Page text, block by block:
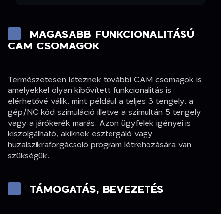
MAGASABB FUNKCIONALITÁSÚ
CAM CSOMAGOK
Természetesen léteznek további CAM csomagok is
amelyekkel olyan kibővített funkcionalitás is
elérhetővé válik, mint például a teljes 3 tengely, a
gép/NC kód szimuláció illetve a szimultán 5 tengely
vagy a járókerék marás. Azon ügyfelek igényei is
kiszolgálható, akiknek esztergáló vagy
huzalszikraforgácsoló program létrehozására van
szükségük.
TÁMOGATÁS, BEVEZETÉS